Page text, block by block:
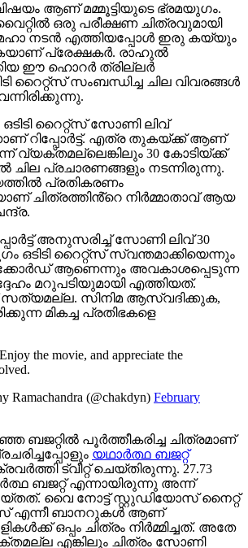
ആണ് മമ്മൂട്ടിയുടെ ഭ്രമയുഗം.
ഒരു പരീക്ഷണ ചിത്രവുമായി
മഹാ നടൻ എത്തിയപ്പോൾ ഇരു കയ്യും
പ്രേക്ഷകർ. രാഹുൽ
ഈ ഹൊറർ ത്രില്ലർ
റൈറ്റ്സ് സംബന്ധിച്ച ചില വിവരങ്ങൾ
റൈറ്റ്സ് സോണി ലിവ്
റിപ്പോർട്ട്. എത്ര തുകയ്ക്ക് ആണ്
വ്യക്തമല്ലെങ്കിലും 30 കോടിയ്ക്ക്
ചില പ്രചാരണങ്ങളും നടന്നിരുന്നു.
പ്രതികരണം
ചിത്രത്തിൻ്റെ നിർമ്മാതാവ് ആയ
അനുസരിച്ച് സോണി ലിവ് 30
ഒടിടി റൈറ്റ്സ് സ്വന്തമാക്കിയെന്നും
ആണെന്നും അവകാശപ്പെടുന്ന
മറുപടിയുമായി എത്തിയത്.
സിനിമ ആസ്വദിക്കുക,
മികച്ച പ്രതിഭകളെ
the movie, and appreciate the
Ramachandra (@chakdyn) February
ബജറ്റിൽ പൂർത്തീകരിച്ച ചിത്രമാണ്
യഥാർത്ഥ ബജറ്റ്
ട്വീറ്റ് ചെയ്തിരുന്നു. 27.73
ബജറ്റ് എന്നായിരുന്നു അന്ന്
വൈ നോട്ട് സ്റ്റുഡിയോസ് നൈറ്റ്
എന്നീ ബാനറുകൾ ആണ്
ഒപ്പം ചിത്രം നിർമ്മിച്ചത്. അതേ
എങ്കിലും ചിത്രം സോണി